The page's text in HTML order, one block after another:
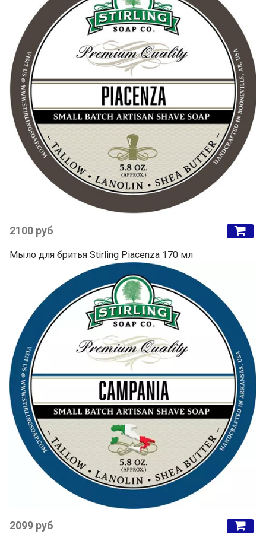
2100 руб
Мыло для бритья Stirling Piacenza 170 мл
2099 руб